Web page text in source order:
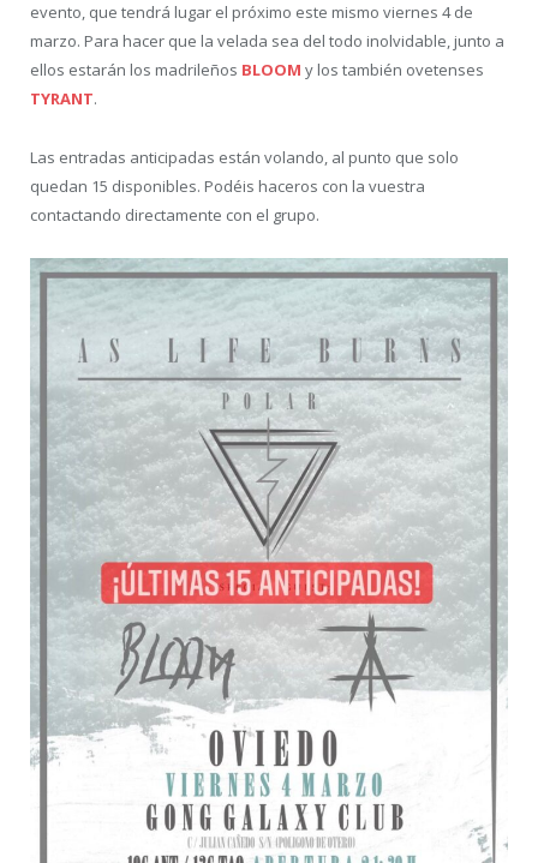
evento, que tendrá lugar el próximo este mismo viernes 4 de
marzo. Para hacer que la velada sea del todo inolvidable, junto a
ellos estarán los madrileños BLOOM y los también ovetenses
TYRANT.
Las entradas anticipadas están volando, al punto que solo
quedan 15 disponibles. Podéis haceros con la vuestra
contactando directamente con el grupo.